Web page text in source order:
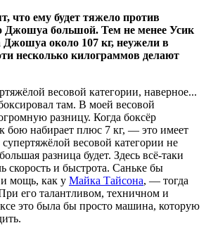
что ему будет тяжело против
Джошуа большой. Тем не менее Усик
Джошуа около 107 кг, неужели в
несколько килограммов делают
весовой категории, наверное...
там. В моей весовой
разницу. Когда боксёр
бою набирает плюс 7 кг, — это имеет
весовой категории не
разница будет. Здесь всё-таки
скорость и быстрота. Саньке бы
и мощь, как у Майка Тайсона, — тогда
его талантливом, техничном и
это была бы просто машина, которую